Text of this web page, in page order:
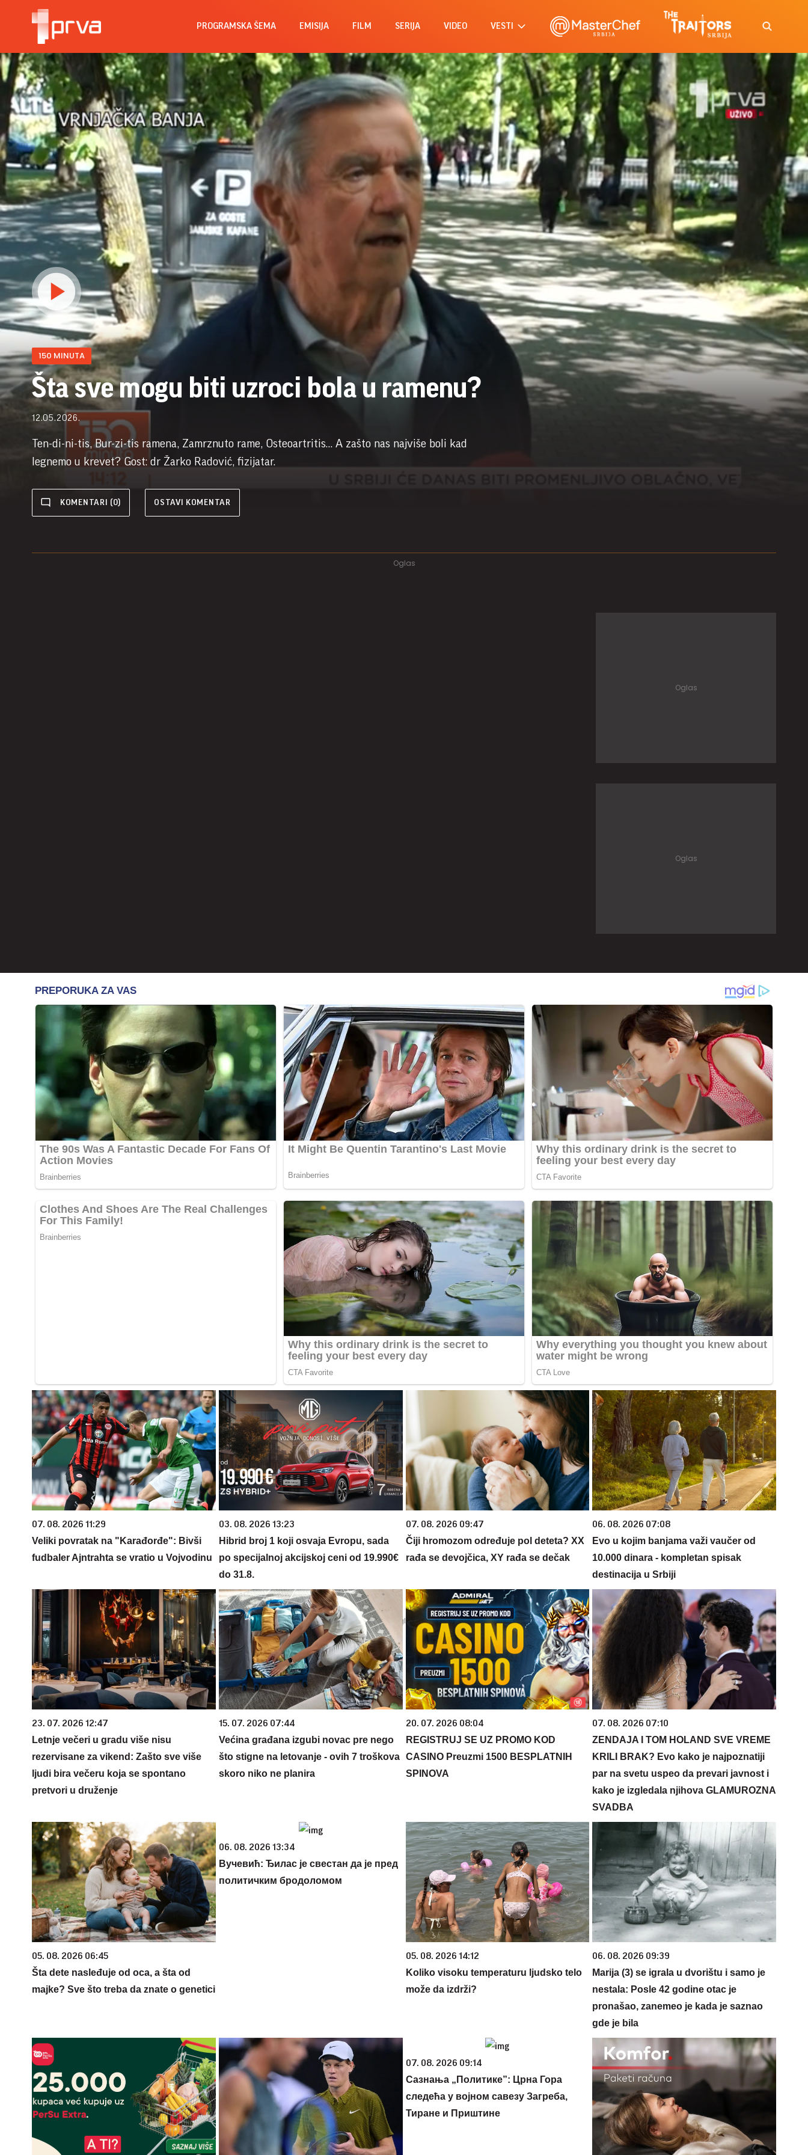
PROGRAMSKA ŠEMA EMISIJA FILM SERIJA VIDEO VESTI
150 MINUTA
Šta sve mogu biti uzroci bola u ramenu?
12.05.2026.
Ten-di-ni-tis, Bur-zi-tis ramena, Zamrznuto rame, Osteoartritis… A zašto nas najviše boli kad
legnemo u krevet? Gost: dr Žarko Radović, fizijatar.
KOMENTARI (0) OSTAVI KOMENTAR
07. 08. 2026 11:29
Veliki povratak na "Karađorđe": Bivši
fudbaler Ajntrahta se vratio u Vojvodinu
03. 08. 2026 13:23
Hibrid broj 1 koji osvaja Evropu, sada
po specijalnoj akcijskoj ceni od 19.990€
do 31.8.
07. 08. 2026 09:47
Čiji hromozom određuje pol deteta? XX
rađa se devojčica, XY rađa se dečak
06. 08. 2026 07:08
Evo u kojim banjama važi vaučer od
10.000 dinara - kompletan spisak
destinacija u Srbiji
23. 07. 2026 12:47
Letnje večeri u gradu više nisu
rezervisane za vikend: Zašto sve više
ljudi bira večeru koja se spontano
pretvori u druženje
15. 07. 2026 07:44
Većina građana izgubi novac pre nego
što stigne na letovanje - ovih 7 troškova
skoro niko ne planira
20. 07. 2026 08:04
REGISTRUJ SE UZ PROMO KOD
CASINO Preuzmi 1500 BESPLATNIH
SPINOVA
07. 08. 2026 07:10
ZENDAJA I TOM HOLAND SVE VREME
KRILI BRAK? Evo kako je najpoznatiji
par na svetu uspeo da prevari javnost i
kako je izgledala njihova GLAMUROZNA
SVADBA
05. 08. 2026 06:45
Šta dete nasleđuje od oca, a šta od
majke? Sve što treba da znate o genetici
06. 08. 2026 13:34
Вучевић: Ђилас је свестан да је пред
политичким бродоломом
05. 08. 2026 14:12
Koliko visoku temperaturu ljudsko telo
može da izdrži?
06. 08. 2026 09:39
Marija (3) se igrala u dvorištu i samo je
nestala: Posle 42 godine otac je
pronašao, zanemeo je kada je saznao
gde je bila
07. 08. 2026 09:14
Сазнања „Политике”: Црна Гора
следећа у војном савезу Загреба,
Тиране и Приштине